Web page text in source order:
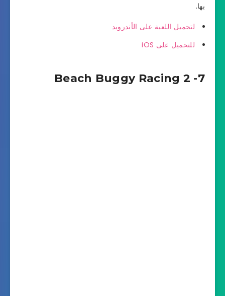
بها.
لتحميل اللعبة على الأندرويد
للتحميل على iOS
7- Beach Buggy Racing 2